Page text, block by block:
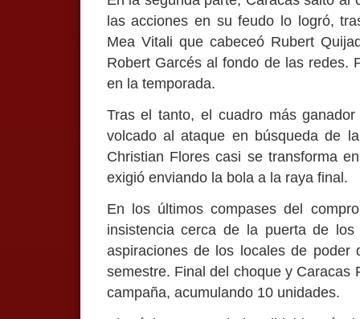
las acciones en su feudo lo logró,
Mea Vitali que cabeceó Rubert
Robert Garcés al fondo de las redes.
en la temporada.
Tras el tanto, el cuadro más
volcado al ataque en búsqueda de
Christian Flores casi se transforma
exigió enviando la bola a la raya final.
En los últimos compases del
insistencia cerca de la puerta de
aspiraciones de los locales de
semestre. Final del choque y Caracas
campaña, acumulando 10 unidades.